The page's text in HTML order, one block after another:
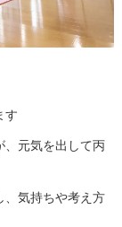
す
、元気を出して丙
、気持ちや考え方